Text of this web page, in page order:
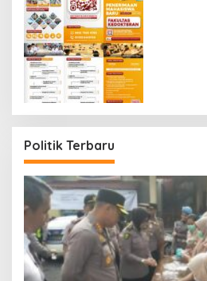
Politik Terbaru